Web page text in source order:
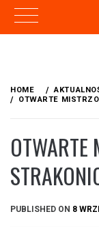
content
HOME
OTWARTE
OTWARTE
PUBLISHED ON 8